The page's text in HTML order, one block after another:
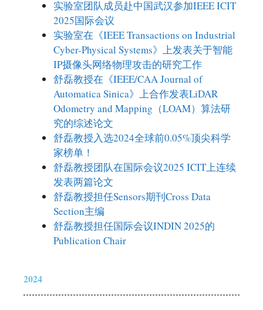
实验室团队成员赴中国武汉参加IEEE ICIT
2025国际会议
实验室在《IEEE Transactions on Industrial
Cyber-Physical Systems》上发表关于智能
IP摄像头网络物理攻击的研究工作
舒磊教授在《IEEE/CAA Journal of
Automatica Sinica》上合作发表LiDAR
Odometry and Mapping（LOAM）算法研
究的综述论文
舒磊教授入选2024全球前0.05%顶尖科学
家榜单！
舒磊教授团队在国际会议2025 ICIT上连续
发表两篇论文
舒磊教授担任Sensors期刊Cross Data
Section主编
舒磊教授担任国际会议INDIN 2025的
Publication Chair
2024